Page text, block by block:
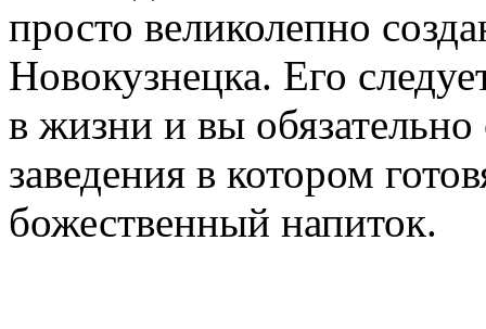
просто великолепно
Новокузнецка. Его
в жизни и вы
заведения в котором
божественный напиток.